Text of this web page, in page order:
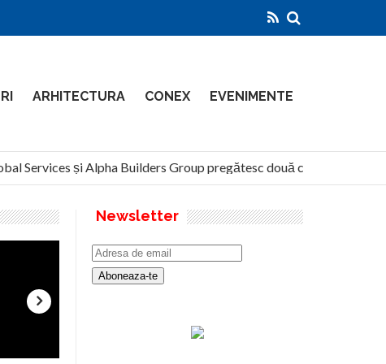
ARHITECTURA CONEX EVENIMENTE
Services și Alpha Builders Group pregătesc două clădiri de 14
Newsletter